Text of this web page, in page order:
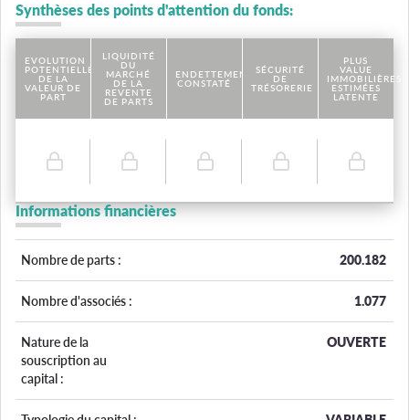
Synthèses des points d'attention du fonds:
EVOLUTION
POTENTIELLE
DE LA
VALEUR DE
PART
LIQUIDITÉ
DU
MARCHÉ
DE LA
REVENTE
DE PARTS
ENDETTEMENT
CONSTATÉ
SÉCURITÉ
DE
TRÉSORERIE
PLUS
VALUE
IMMOBILIÈRES
ESTIMÉES
LATENTE
Informations financières
Nombre de parts : 200.182
Nombre d'associés : 1.077
Nature de la
souscription au
capital :
OUVERTE